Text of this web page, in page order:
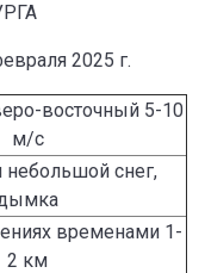
2025 г.
восточный 5-10
м/с
снег,
временами 1-
2 км